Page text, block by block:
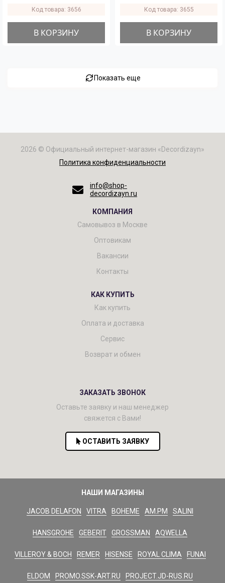
Код товара: 3656
В КОРЗИНУ
Код товара: 3655
В КОРЗИНУ
Показать еще
2026 © Официальный интернет-магазин «Decordizayn»
Политика конфиденциальности
info@shop-
decordizayn.ru
КОМПАНИЯ
Самовывоз в Москве
Оптовикам
Вакансии
Контакты
КАК КУПИТЬ
Как купить
Оплата и доставка
Сервис
Возврат и обмен
ЗАКАЗАТЬ ЗВОНОК
Оставьте заявку и наш менеджер
свяжется с Вами!
ОСТАВИТЬ ЗАЯВКУ
НАШИ МАГАЗИНЫ
JACOB DELAFON VITRA BOHEME AM.PM SALINI
HANSGROHE GEBERIT GROSSMAN AQWELLA
VILLEROY & BOCH REMER HISENSE ROYAL CLIMA FUNAI
ELDOM PROMO.SSK-ART.RU PROJECT.JD-RUS.RU